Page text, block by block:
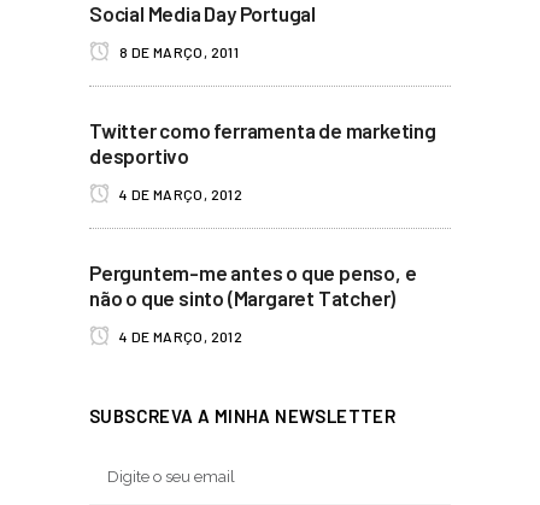
Social Media Day Portugal
8 DE MARÇO, 2011
Twitter como ferramenta de marketing
desportivo
4 DE MARÇO, 2012
Perguntem-me antes o que penso, e
não o que sinto (Margaret Tatcher)
4 DE MARÇO, 2012
SUBSCREVA A MINHA NEWSLETTER